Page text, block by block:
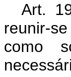
Art.
reunir-
como